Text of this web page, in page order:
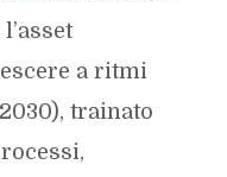
a ritmi
trainato